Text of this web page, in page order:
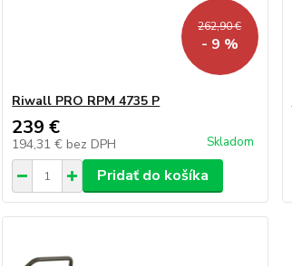
262,90 €
- 9 %
Riwall PRO RPM 4735 P
239 €
194,31 € bez DPH Skladom
Pridať do košíka